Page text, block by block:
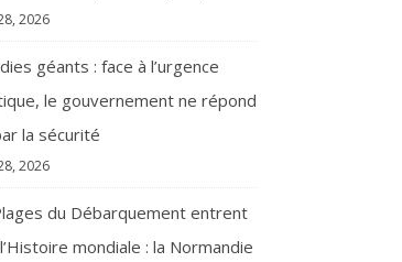
2026
géants : face à l’urgence
le gouvernement ne répond
la sécurité
2026
du Débarquement entrent
mondiale : la Normandie